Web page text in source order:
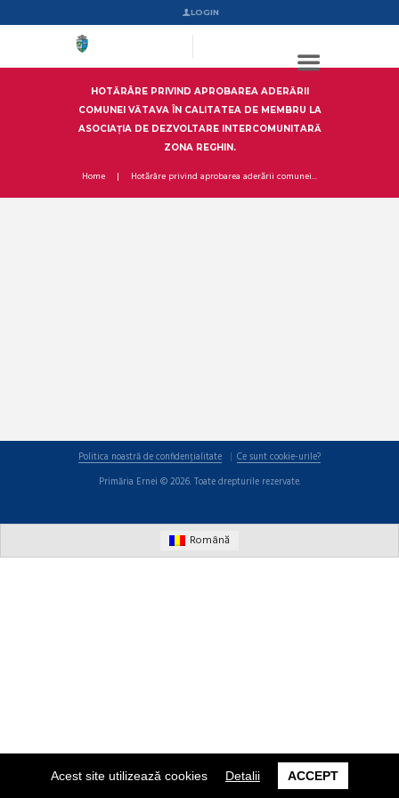
Acest site utilizează cookies Detalii ACCEPT
LOGIN
HOTĂRÂRE PRIVIND APROBAREA ADERĂRII
COMUNEI VĂTAVA ÎN CALITATEA DE MEMBRU LA
ASOCIAȚIA DE DEZVOLTARE INTERCOMUNITARĂ
ZONA REGHIN.
Home Hotărâre privind aprobarea aderării comunei...
Politica noastră de confidențialitate
Ce sunt cookie-urile?
Primăria Ernei © 2026. Toate drepturile rezervate.
Română